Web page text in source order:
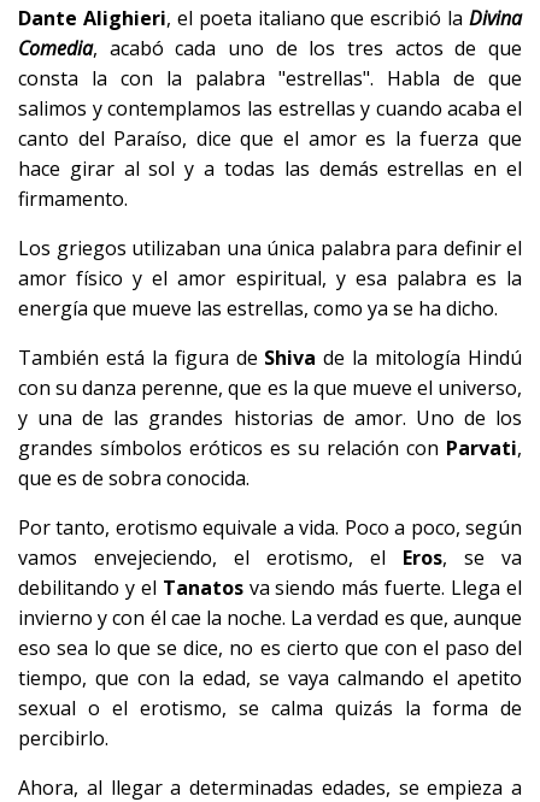
Dante Alighieri, el poeta italiano que escribió la Divina
Comedia, acabó cada uno de los tres actos de que
consta la con la palabra "estrellas". Habla de que
salimos y contemplamos las estrellas y cuando acaba el
canto del Paraíso, dice que el amor es la fuerza que
hace girar al sol y a todas las demás estrellas en el
firmamento.
Los griegos utilizaban una única palabra para definir el
amor físico y el amor espiritual, y esa palabra es la
energía que mueve las estrellas, como ya se ha dicho.
También está la figura de Shiva de la mitología Hindú
con su danza perenne, que es la que mueve el universo,
y una de las grandes historias de amor. Uno de los
grandes símbolos eróticos es su relación con Parvati,
que es de sobra conocida.
Por tanto, erotismo equivale a vida. Poco a poco, según
vamos envejeciendo, el erotismo, el Eros, se va
debilitando y el Tanatosva siendo más fuerte. Llega el
invierno y con él cae la noche. La verdad es que, aunque
eso sea lo que se dice, no es cierto que con el paso del
tiempo, que con la edad, se vaya calmando el apetito
sexual o el erotismo, se calma quizás la forma de
percibirlo.
Ahora, al llegar a determinadas edades, se empieza a